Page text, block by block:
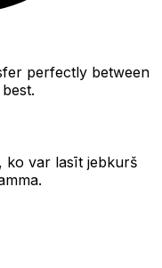
perfectly between
ko var lasīt jebkurš